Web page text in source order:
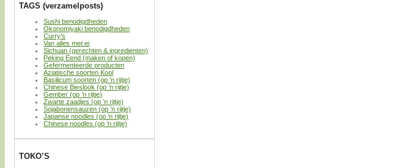
TAGS (verzamelposts)
Sushi benodigdheden
Okonomiyaki benodigdheden
Curry’s
Van alles met ei
Sichuan (gerechten & ingredienten)
Peking Eend (maken of kopen)
Gefermenteerde producten
Aziatische soorten Kool
Basilicum soorten (op ’n rijtje)
Chinese Bieslook (op ’n rijtje)
Gember (op ’n rijtje)
Zwarte zaadjes (op ’n rijtje)
Sojabonensauzen (op ’n rijtje)
Japanse noodles (op ’n rijtje)
Chinese noodles (op ’n rijtje)
TOKO’S